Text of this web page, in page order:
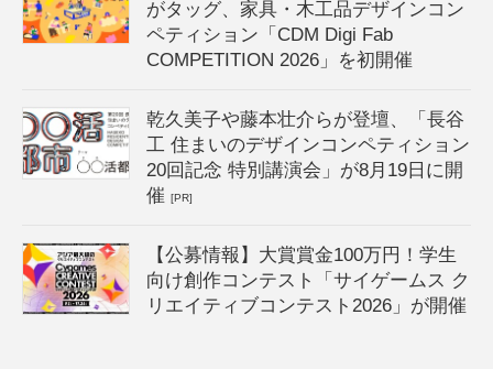
がタッグ、家具・木工品デザインコン
ペティション「CDM Digi Fab
COMPETITION 2026」を初開催
乾久美子や藤本壮介らが登壇、「長谷
工 住まいのデザインコンペティション
20回記念 特別講演会」が8月19日に開
催[PR]
【公募情報】大賞賞金100万円！学生
向け創作コンテスト「サイゲームス ク
リエイティブコンテスト2026」が開催